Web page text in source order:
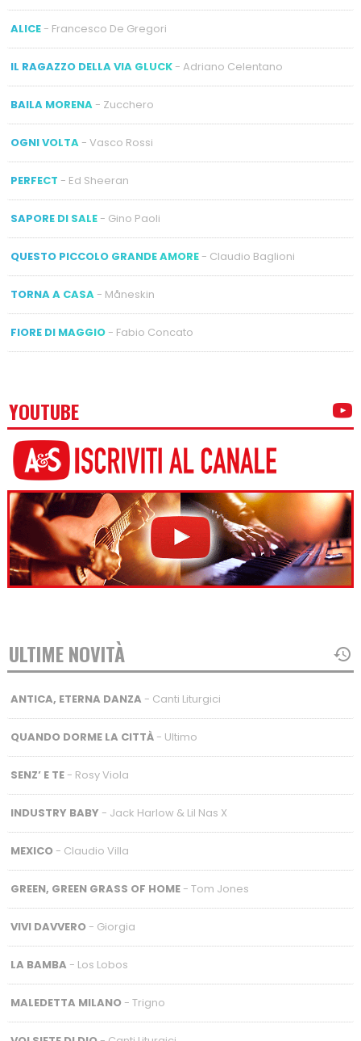
ALICE- Francesco De Gregori
IL RAGAZZO DELLA VIA GLUCK- Adriano Celentano
BAILA MORENA- Zucchero
OGNI VOLTA- Vasco Rossi
PERFECT - Ed Sheeran
SAPORE DI SALE- Gino Paoli
QUESTO PICCOLO GRANDE AMORE- Claudio Baglioni
TORNA A CASA- Måneskin
FIORE DI MAGGIO- Fabio Concato
YOUTUBE
ULTIME NOVITÀ
ANTICA, ETERNA DANZA - Canti Liturgici
QUANDO DORME LA CITTÀ- Ultimo
SENZ’ E TE- Rosy Viola
INDUSTRY BABY - Jack Harlow & Lil Nas X
MEXICO- Claudio Villa
GREEN, GREEN GRASS OF HOME- Tom Jones
VIVI DAVVERO- Giorgia
LA BAMBA - Los Lobos
MALEDETTA MILANO- Trigno